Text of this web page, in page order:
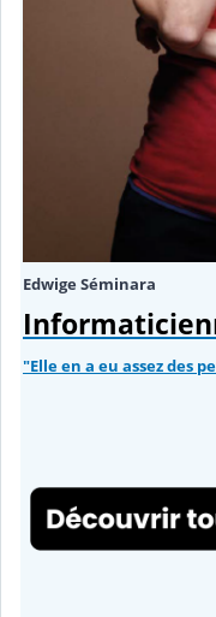
Edwige Séminara
"Elle en a eu assez des